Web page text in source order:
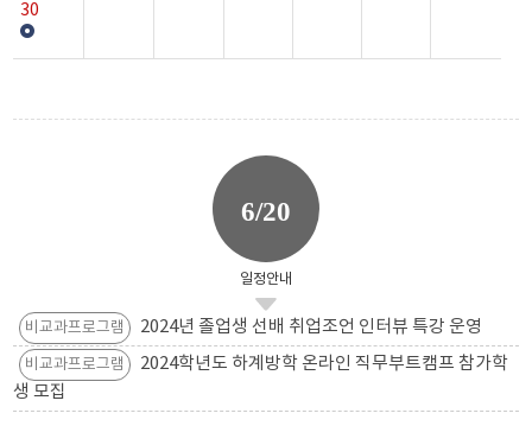
30
6/20
일정안내
비교과프로그램 2024년 졸업생 선배 취업조언 인터뷰 특강 운영
비교과프로그램
2024학년도 하계방학 온라인 직무부트캠프 참가학
생 모집